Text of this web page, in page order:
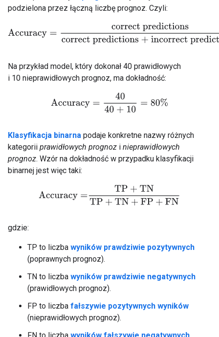
podzielona przez łączną liczbę prognoz. Czyli:
Accuracy correct predictions + incorrect
Na przykład model, który dokonał 40 prawidłowych
i 10 nieprawidłowych prognoz, ma dokładność:
40 + 10
Klasyfikacja binarna podaje konkretne nazwy różnych
kategorii prawidłowych prognoz i nieprawidłowych
prognoz. Wzór na dokładność w przypadku klasyfikacji
binarnej jest więc taki:
TP+TN +FP+
gdzie:
TP to liczba wyników prawdziwie pozytywnych
(poprawnych prognoz).
TN to liczba wyników prawdziwie negatywnych
(prawidłowych prognoz).
FP to liczba fałszywie pozytywnych wyników
(nieprawidłowych prognoz).